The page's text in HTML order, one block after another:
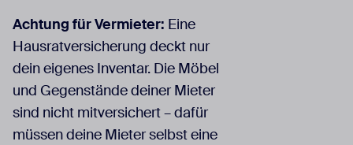
Achtung für Vermieter: Eine
Hausratversicherung deckt nur
dein eigenes Inventar. Die Möbel
und Gegenstände deiner Mieter
sind nicht mitversichert – dafür
müssen deine Mieter selbst eine